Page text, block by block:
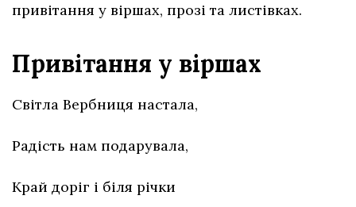
привітання у віршах, прозі та листівках.
Привітання у віршах
Світла Вербниця настала,
Радість нам подарувала,
Край доріг і біля річки